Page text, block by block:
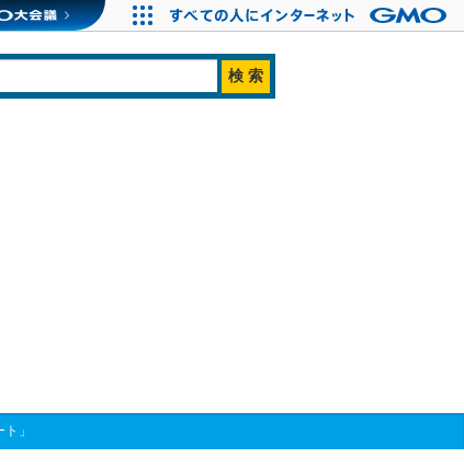
」